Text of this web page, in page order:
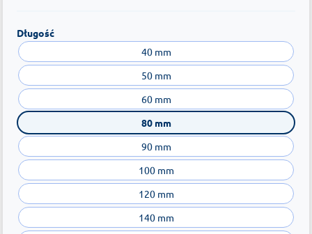
Długość
40 mm
50 mm
60 mm
80 mm
90 mm
100 mm
120 mm
140 mm